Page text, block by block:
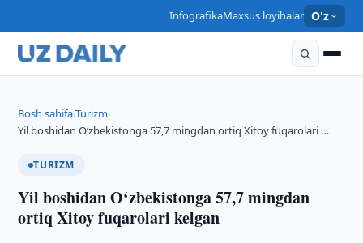
InfografikaMaxsus loyihalar O'z
Bosh sahifa›Turizm›
Yil boshidan O‘zbekistonga 57,7 mingdan ortiq Xitoy fuqarolari …
TURIZM
Yil boshidan O‘zbekistonga 57,7 mingdan
ortiq Xitoy fuqarolari kelgan